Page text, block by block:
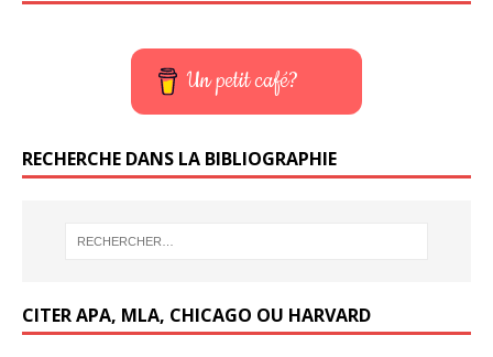
Un petit café?
RECHERCHE DANS LA BIBLIOGRAPHIE
CITER APA, MLA, CHICAGO OU HARVARD